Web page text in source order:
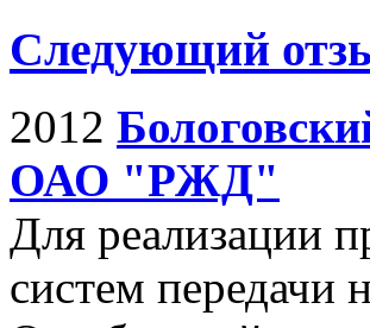
Следующий
2012
ОАО "РЖД"
Для реализации
систем передачи